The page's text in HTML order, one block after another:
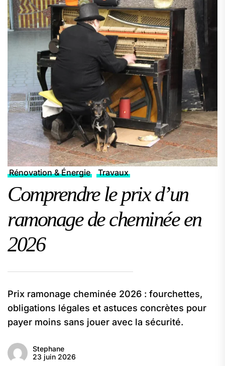
Rénovation & Énergie Travaux
Comprendre le prix d’un
ramonage de cheminée en
2026
Prix ramonage cheminée 2026 : fourchettes,
obligations légales et astuces concrètes pour
payer moins sans jouer avec la sécurité.
Stephane
23 juin 2026